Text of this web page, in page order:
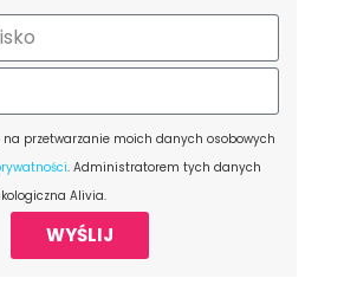
na przetwarzanie moich danych osobowych
. Administratorem tych danych
Alivia.
WYŚLIJ